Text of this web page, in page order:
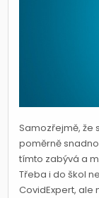
Samozřejmě, že
poměrně
tímto zabývá a
Třeba i do škol
CovidExpert,